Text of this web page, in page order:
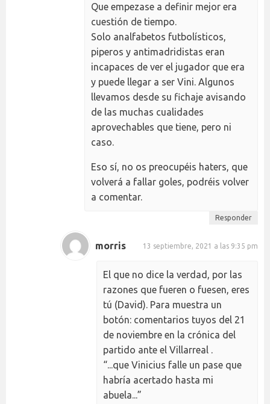
Que empezase a definir mejor era
cuestión de tiempo.
Solo analfabetos futbolísticos,
piperos y antimadridistas eran
incapaces de ver el jugador que era
y puede llegar a ser Vini. Algunos
llevamos desde su fichaje avisando
de las muchas cualidades
aprovechables que tiene, pero ni
caso.
Eso sí, no os preocupéis haters, que
volverá a fallar goles, podréis volver
a comentar.
Responder
morris 13 septiembre, 2021 a las 9:35 pm
El que no dice la verdad, por las
razones que fueren o fuesen, eres
tú (David). Para muestra un
botón: comentarios tuyos del 21
de noviembre en la crónica del
partido ante el Villarreal .
“...que Vinicius falle un pase que
habría acertado hasta mi
abuela...”